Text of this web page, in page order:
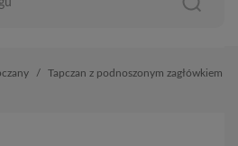
Tapczan z podnoszonym zagłówkiem